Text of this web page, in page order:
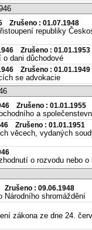
Zrušeno : 01.07.1948
republiky
Zrušeno : 01.01.1953
dani důchodové
Zrušeno : 01.01.1949
se advokacie
Zrušeno : 01.01.1955
a
Zrušeno : 01.01.1951
věcech, vydaných
o rozvodu nebo
: 09.06.1948
Národního shromáždění
zákona ze dne 24.